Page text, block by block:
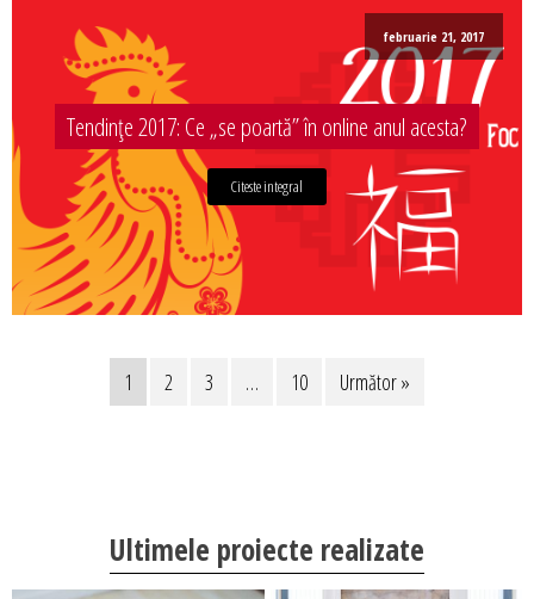
februarie 21, 2017
Tendințe 2017: Ce „se poartă” în online anul acesta?
Citeste integral
1 2 3 … 10 Următor »
Ultimele proiecte realizate